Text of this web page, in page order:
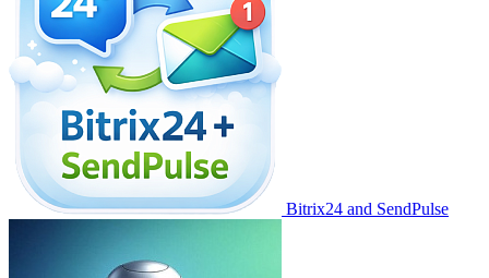
Bitrix24 and SendPulse